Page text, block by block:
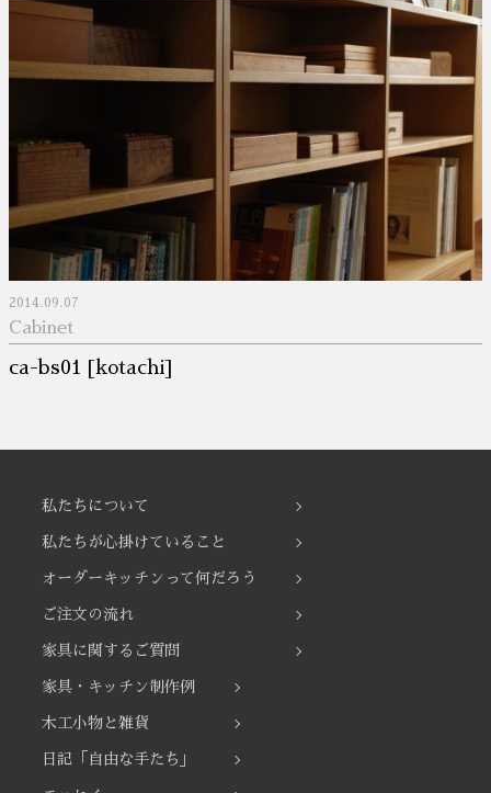
2014.09.07
Cabinet
ca-bs01 [kotachi]
私たちについて
私たちが心掛けていること
オーダーキッチンって何だろう
ご注文の流れ
家具に関するご質問
家具・キッチン制作例
木工小物と雑貨
日記「自由な手たち」